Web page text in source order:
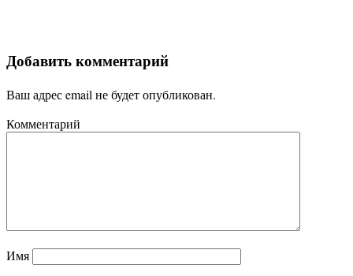
Добавить комментарий
Ваш адрес email не будет опубликован.
Комментарий
Имя